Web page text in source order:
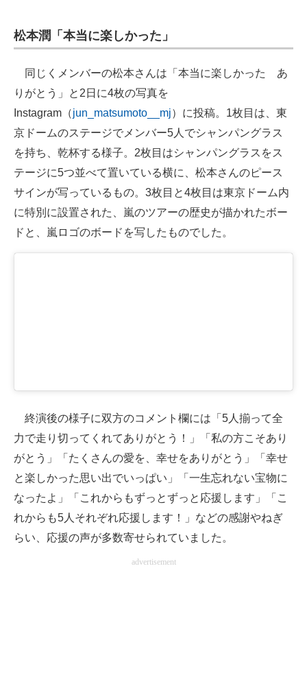
松本潤「本当に楽しかった」
同じくメンバーの松本さんは「本当に楽しかった あ
りがとう」と2日に4枚の写真を
Instagram（jun_matsumoto__mj）に投稿。1枚目は、東
京ドームのステージでメンバー5人でシャンパングラス
を持ち、乾杯する様子。2枚目はシャンパングラスをス
テージに5つ並べて置いている横に、松本さんのピース
サインが写っているもの。3枚目と4枚目は東京ドーム内
に特別に設置された、嵐のツアーの歴史が描かれたボー
ドと、嵐ロゴのボードを写したものでした。
終演後の様子に双方のコメント欄には「5人揃って全
力で走り切ってくれてありがとう！」「私の方こそあり
がとう」「たくさんの愛を、幸せをありがとう」「幸せ
と楽しかった思い出でいっぱい」「一生忘れない宝物に
なったよ」「これからもずっとずっと応援します」「こ
れからも5人それぞれ応援します！」などの感謝やねぎ
らい、応援の声が多数寄せられていました。
advertisement